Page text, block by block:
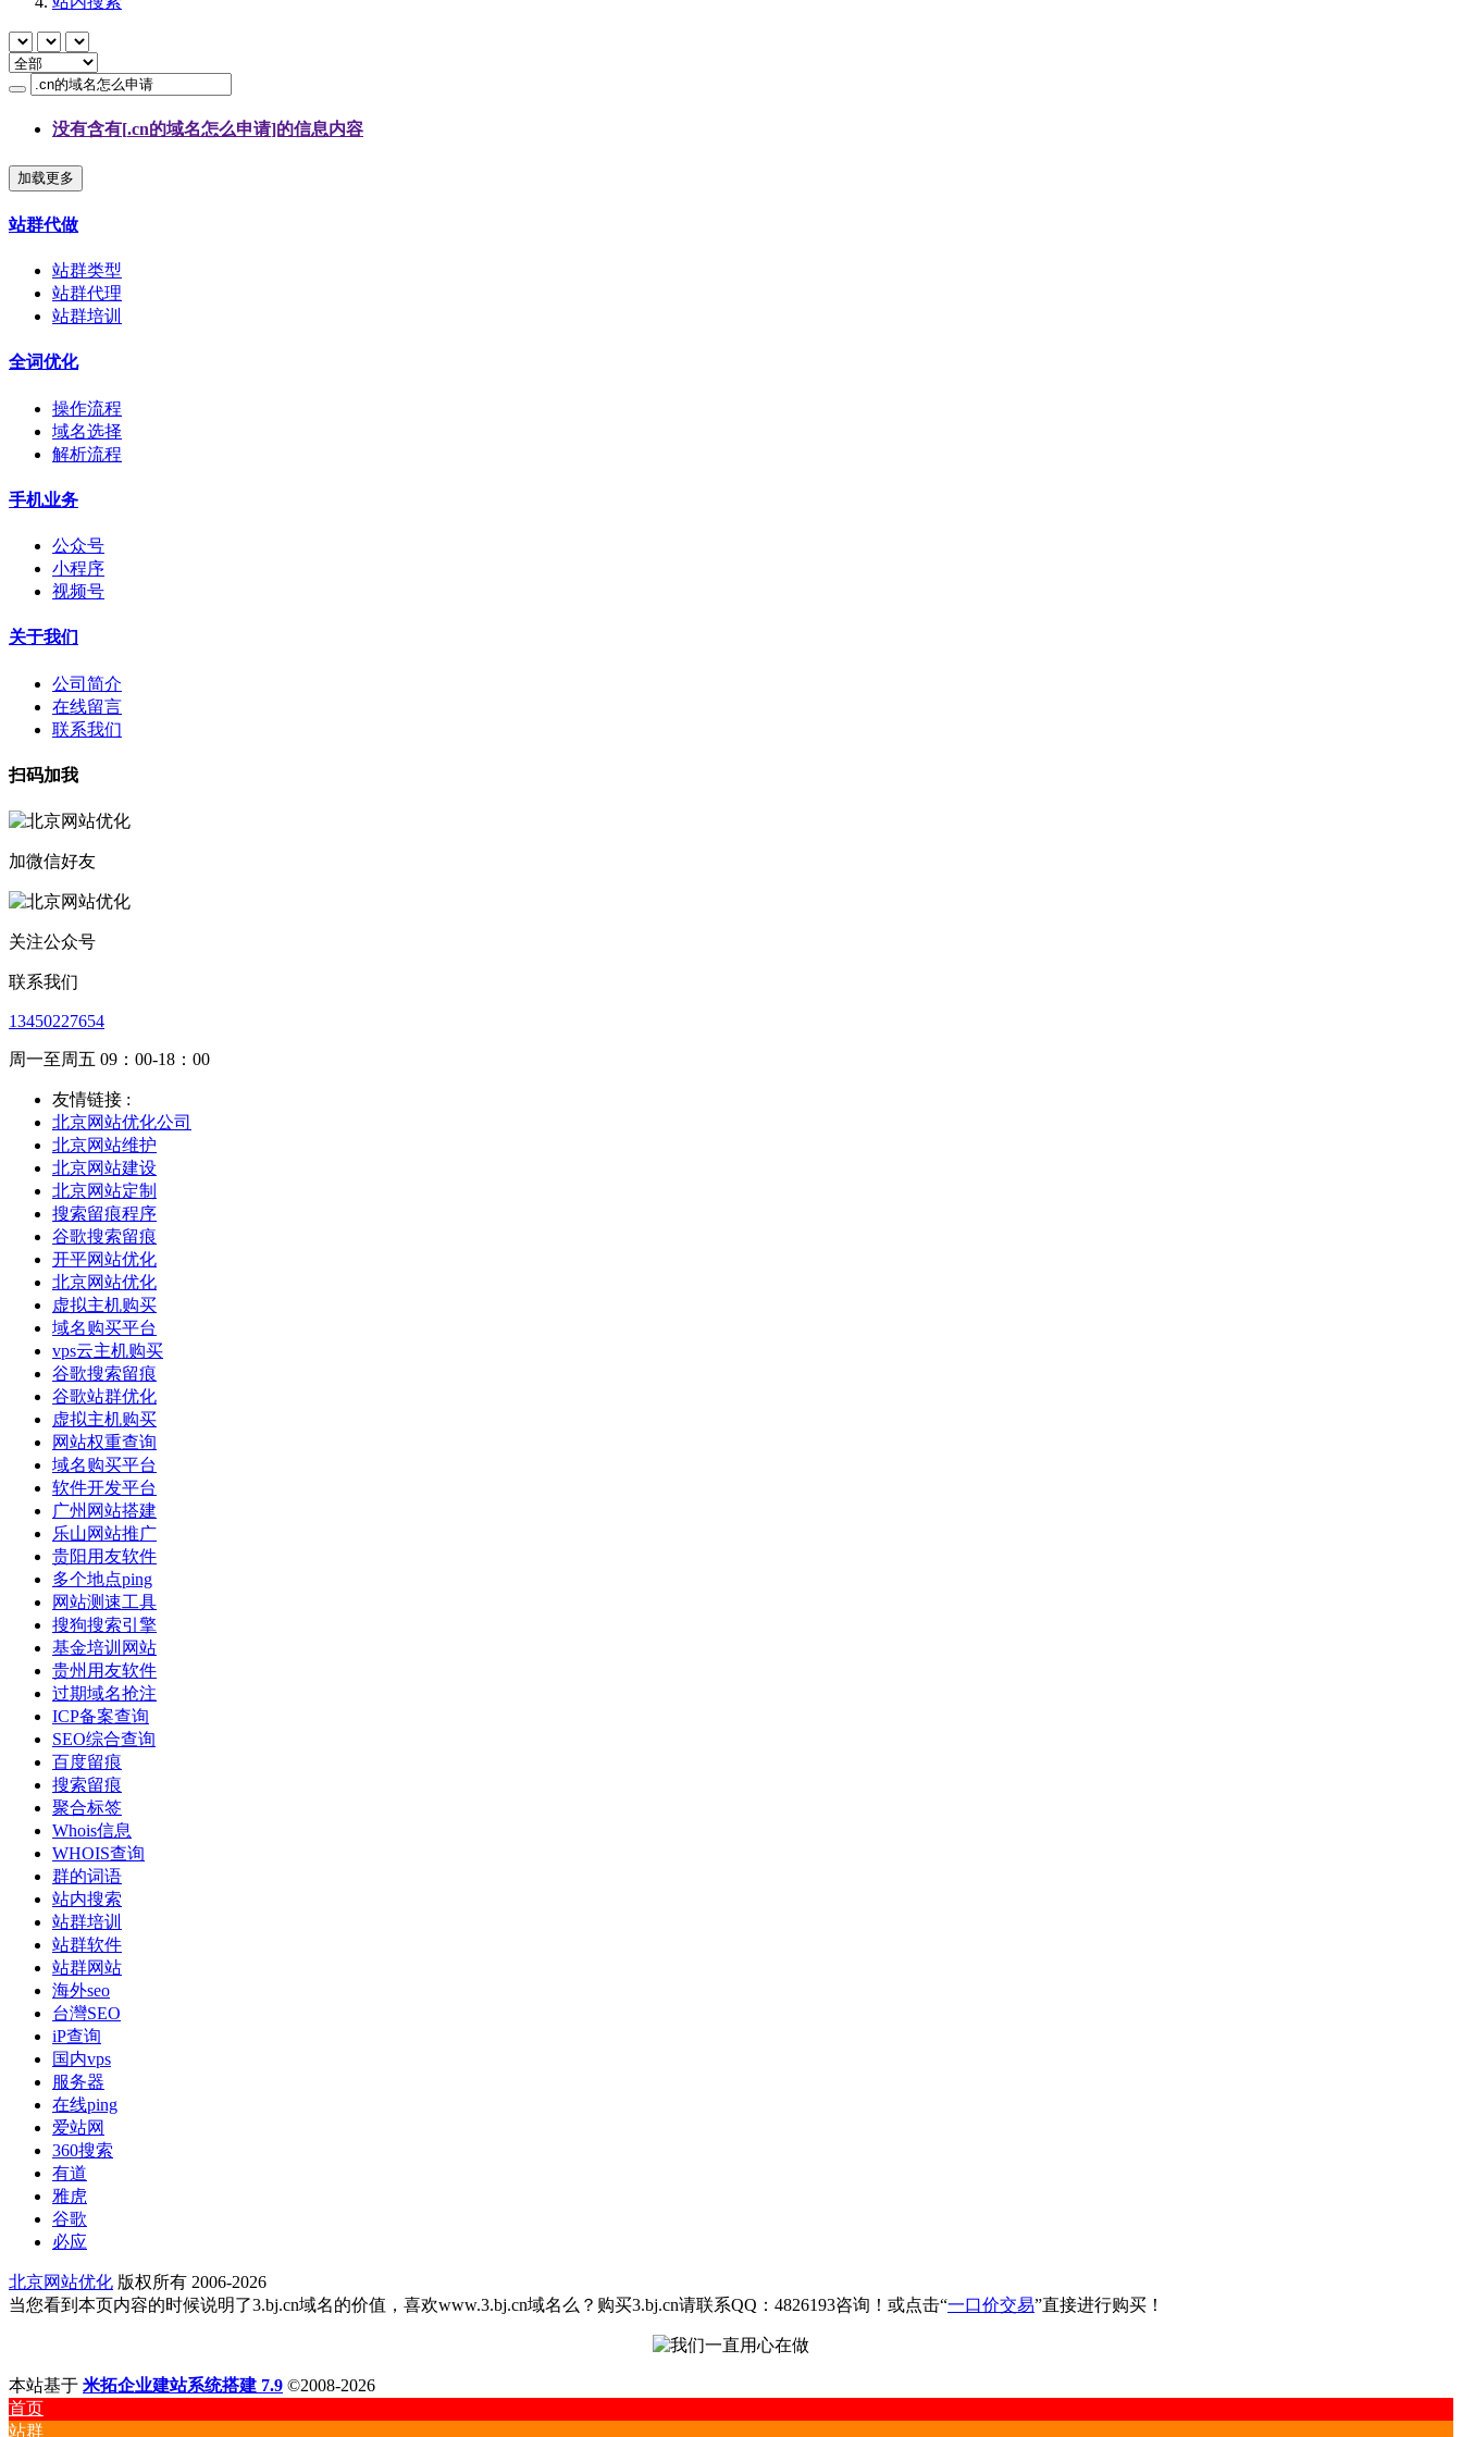
没有含有[.cn的域名怎么申请]的信息内容
加载更多
站群代做
站群类型
站群代理
站群培训
全词优化
操作流程
域名选择
解析流程
手机业务
公众号
小程序
视频号
关于我们
公司简介
在线留言
联系我们
扫码加我
加微信好友
关注公众号
联系我们
13450227654
周一至周五 09：00-18：00
友情链接 :
北京网站优化公司
北京网站维护
北京网站建设
北京网站定制
搜索留痕程序
谷歌搜索留痕
开平网站优化
北京网站优化
虚拟主机购买
域名购买平台
vps云主机购买
谷歌搜索留痕
谷歌站群优化
虚拟主机购买
网站权重查询
域名购买平台
软件开发平台
广州网站搭建
乐山网站推广
贵阳用友软件
多个地点ping
网站测速工具
搜狗搜索引擎
基金培训网站
贵州用友软件
过期域名抢注
ICP备案查询
SEO综合查询
百度留痕
搜索留痕
聚合标签
Whois信息
WHOIS查询
群的词语
站内搜索
站群培训
站群软件
站群网站
海外seo
台灣SEO
iP查询
国内vps
服务器
在线ping
爱站网
360搜索
有道
雅虎
谷歌
必应
北京网站优化 版权所有 2006-2026
当您看到本页内容的时候说明了3.bj.cn域名的价值，喜欢www.3.bj.cn域名么？购买3.bj.cn请联系QQ：4826193咨询！或点击“一口价交易”直接进行购买！
本站基于 米拓企业建站系统搭建 7.9 ©2008-2026
首页
站群